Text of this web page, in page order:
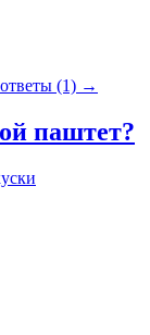
(1) →
паштет?